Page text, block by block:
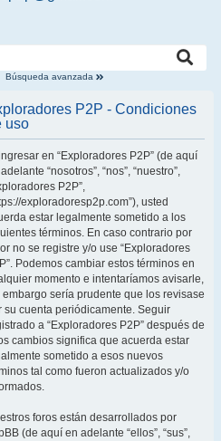
Búsqueda avanzada
P2P - Condiciones
uso
en “Exploradores P2P” (de aquí
“nosotros”, “nos”, “nuestro”,
P2P”,
exploradoresp2p.com”), usted
estar legalmente sometido a los
términos. En caso contrario por
no se registre y/o use “Exploradores
Podemos cambiar estos términos en
momento e intentaríamos avisarle,
embargo sería prudente que los revisase
su cuenta periódicamente. Seguir
a “Exploradores P2P” después de
cambios significa que acuerda estar
sometido a esos nuevos
tal como fueron actualizados y/o
foros están desarrollados por
(de aquí en adelante “ellos”, “sus”,